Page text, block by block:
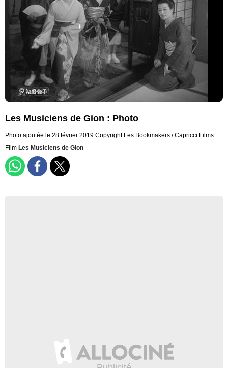
Les Musiciens de Gion : Photo
Photo ajoutée le 28 février 2019 Copyright Les Bookmakers / Capricci Films
Film Les Musiciens de Gion